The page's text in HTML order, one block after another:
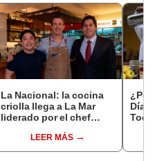
La Nacional: la cocina
criolla llega a La Mar
liderado por el chef
LEER MÁS
¿Por
Día